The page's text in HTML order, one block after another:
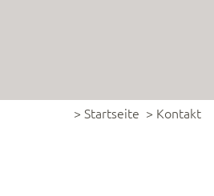
> Startseite > Kontakt